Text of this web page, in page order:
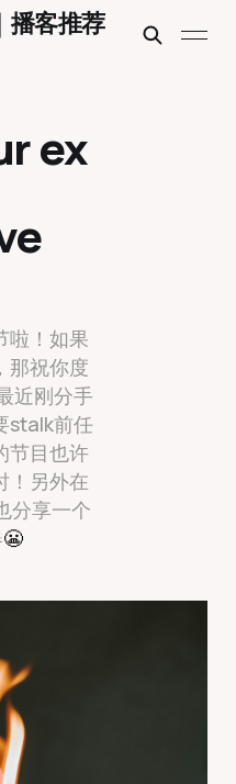
客推荐
ex
啦！如果
那祝你度
近刚分手
stalk前任
节目也许
！另外在
分享一个
😬